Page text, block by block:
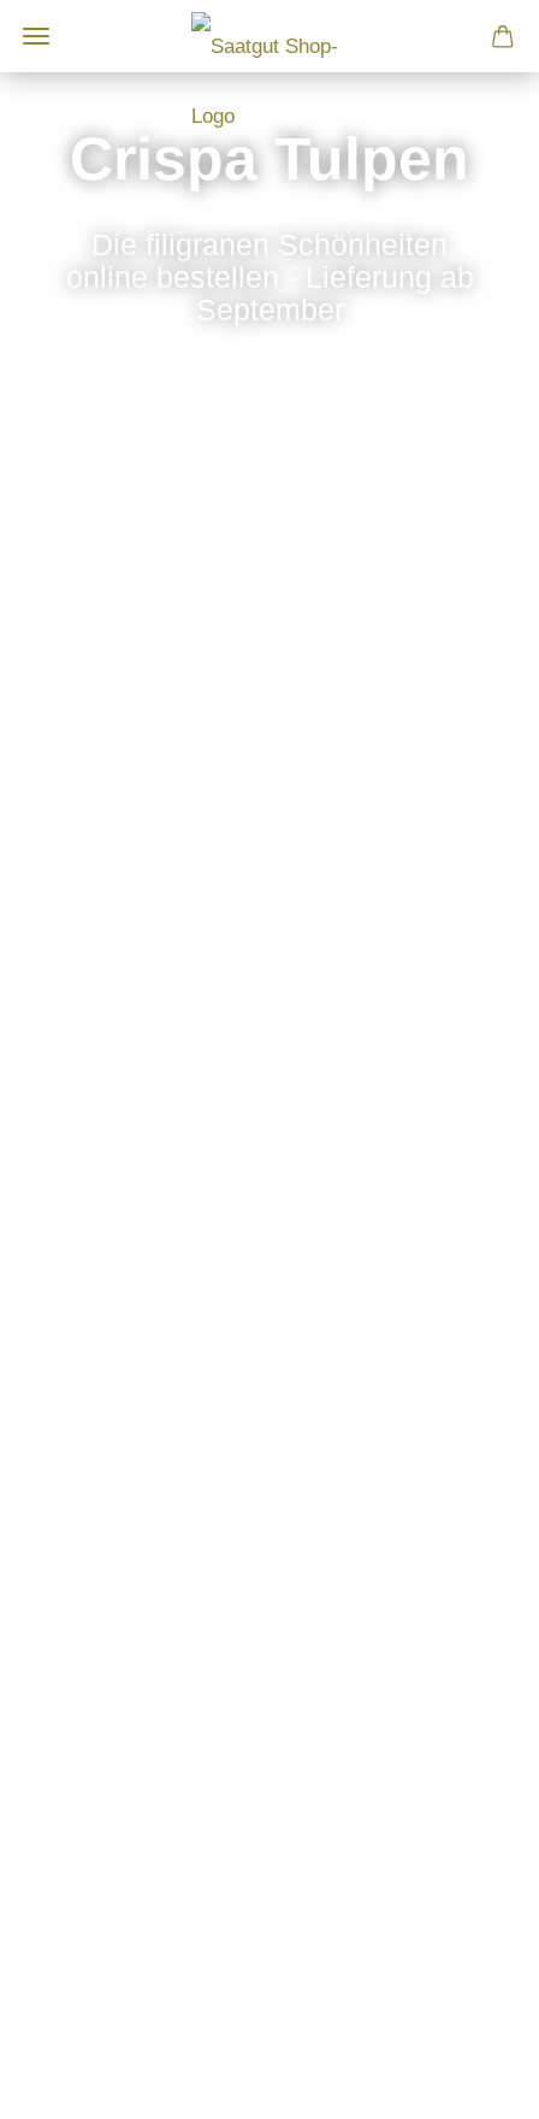
Crispa Tulpen
Die filigranen Schönheiten
online bestellen - Lieferung ab
September